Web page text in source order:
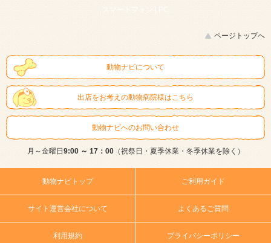
スマートフォン | PC
ページトップへ
動物ナビについて
出店をお考えの動物病院様はこちら
動物ナビへのお問い合わせ
月～金曜日 9:00 ～ 17：00（祝祭日・夏季休業・冬季休業を除く）
動物ナビトップ ご利用ガイド
サイト運営会社について よくあるご質問
利用規約 プライバシーポリシー